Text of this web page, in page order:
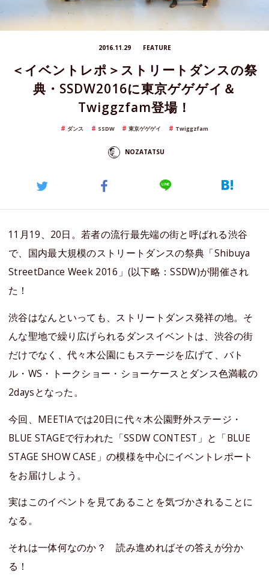
2016.11.29 FEATURE
＜イベントレポ＞ストリートダンスの祭
典・SSDW2016に東京ゲゲゲイ＆
Twiggzfam登場！
ダンス SSDW 東京ゲゲゲイ Twiggzfam
NOZATATSU
11月19、20日。若者の流行最先端の街と呼ばれる渋谷
で、国内最大規模のストリートダンスの祭典「Shibuya
StreetDance Week 2016」(以下略：SSDW)が開催され
た！
渋谷はなんといっても、ストリートダンス発祥の地。そ
んな聖地で繰り広げられるダンスイベントは、渋谷の街
だけでなく、代々木公園にもステージを広げて、バト
ル・WS・トークショー・ショーケースとダンス色満載の
2daysとなった。
今回、MEETIAでは20日に代々木公園野外ステージ・
BLUE STAGEで行われた「SSDW CONTEST」と「BLUE
STAGE SHOW CASE」の模様を中心にイベントレポート
をお届けしよう。
実はこのイベントを見てあることを気づかされることに
なる。
それは一体何なのか？ 読み進めればその答えが分か
る！